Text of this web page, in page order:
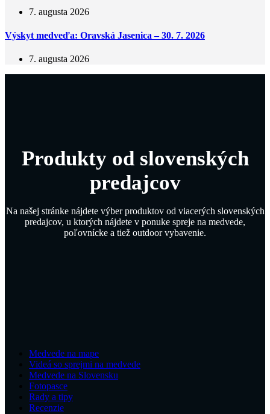
7. augusta 2026
Výskyt medveďa: Oravská Jasenica – 30. 7. 2026
7. augusta 2026
Produkty od slovenských
predajcov
Na našej stránke nájdete výber produktov od viacerých slovenských
predajcov, u ktorých nájdete v ponuke spreje na medvede,
poľovnícke a tiež outdoor vybavenie.
Medvede na mape
Videá so sprejmi na medvede
Medvede na Slovensku
Fotopasce
Rady a tipy
Recenzie